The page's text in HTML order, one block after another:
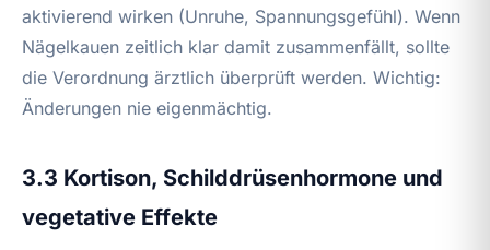
aktivierend wirken (Unruhe, Spannungsgefühl). Wenn
Nägelkauen zeitlich klar damit zusammenfällt, sollte
die Verordnung ärztlich überprüft werden. Wichtig:
Änderungen nie eigenmächtig.
3.3 Kortison, Schilddrüsenhormone und
vegetative Effekte